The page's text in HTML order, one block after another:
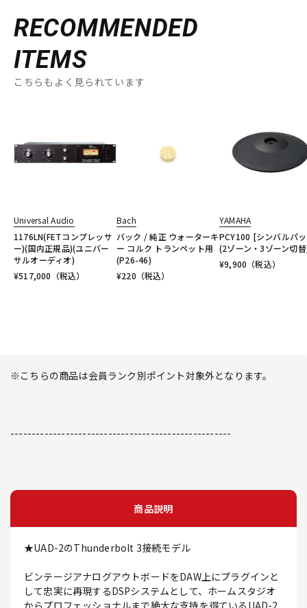
RECOMMENDED
ITEMS
こちらもよく見られています
Universal Audio
1176LN(FETコンプレッサ
ー)(国内正規品)(ユニバー
サルオーディオ)
¥517,000 （税込）
Bach
バック / 純正 ウォーターキ
ー コルク トランペット用
(P26-46)
¥220 （税込）
YAMAHA
PCY100 [シンバルパ
(2ゾーン・3ゾーン切
¥9,900 （税込）
※こちらの商品は会員ランク別ポイント対象外となります。
----------------------------------------------------
商品説明
★UAD-2のThunderbolt 3接続モデル
ビンテージアナログアウトボードをDAW上にプラグインと
して忠実に再現するDSPシステムとして、ホームスタジオ